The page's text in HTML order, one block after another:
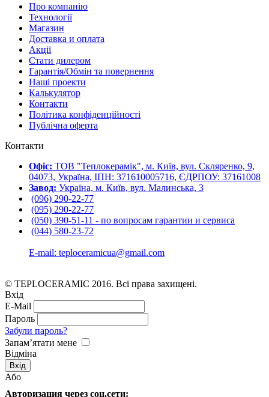
Про компанію
Технології
Магазин
Доставка и оплата
Акції
Стати дилером
Гарантія/Обмін та повернення
Наші проекти
Калькулятор
Контакти
Політика конфіденційності
Публічна оферта
Контакти
Офіс: ТОВ "Теплокерамік", м. Київ, вул. Скляренко, 9,
04073, Україна, ІПН: 371610005716, ЄДРПОУ: 37161008
Завод: Україна, м. Київ, вул. Малинська, 3
(096) 290-22-77
(095) 290-22-77
(050) 390-51-11 - по вопросам гарантии и cервиса
(044) 580-23-72
E-mail: teploceramicua@gmail.com
© TEPLOCERAMIC 2016. Всі права захищені.
Вхід
E-Mail
Пароль
Забули пароль?
Запам’ятати мене
Відміна
Або
Авторизация через соц.сети: